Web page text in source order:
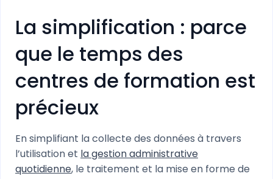
La simplification : parce
que le temps des
centres de formation est
précieux
En simplifiant la collecte des données à travers
l’utilisation et la gestion administrative
quotidienne, le traitement et la mise en forme de